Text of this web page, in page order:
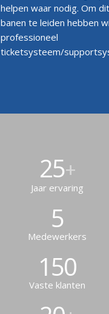
helpen waar nodig. Om
banen te leiden hebben
professioneel
ticketsysteem/
25+
Jaar ervaring
5
Medewerkers
150
Vaste klanten